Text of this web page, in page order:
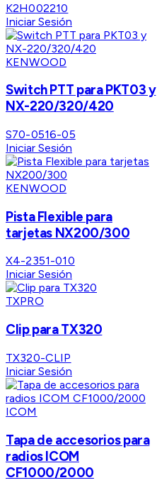
K2H002210
Iniciar Sesión
KENWOOD
Switch PTT para PKT03 y
NX-220/320/420
S70-0516-05
Iniciar Sesión
KENWOOD
Pista Flexible para
tarjetas NX200/300
X4-2351-010
Iniciar Sesión
TXPRO
Clip para TX320
TX320-CLIP
Iniciar Sesión
ICOM
Tapa de accesorios para
radios ICOM
CF1000/2000